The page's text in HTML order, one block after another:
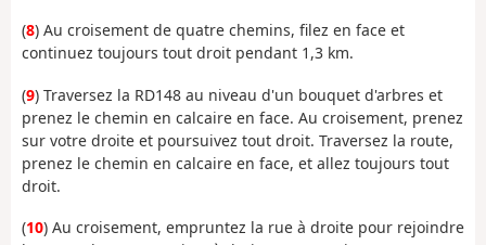
(8) Au croisement de quatre chemins, filez en face et
continuez toujours tout droit pendant 1,3 km.
(9) Traversez la RD148 au niveau d'un bouquet d'arbres et
prenez le chemin en calcaire en face. Au croisement, prenez
sur votre droite et poursuivez tout droit. Traversez la route,
prenez le chemin en calcaire en face, et allez toujours tout
droit.
(10) Au croisement, empruntez la rue à droite pour rejoindre